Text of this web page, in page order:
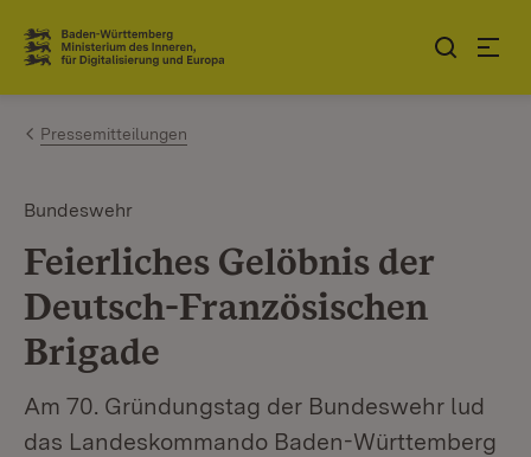
Zum Inhalt springen
Link zur Startseite
Pressemitteilungen
Bundeswehr
Feierliches Gelöbnis der
Deutsch-Französischen
Brigade
Am 70. Gründungstag der Bundeswehr lud
das Landeskommando Baden-Württemberg